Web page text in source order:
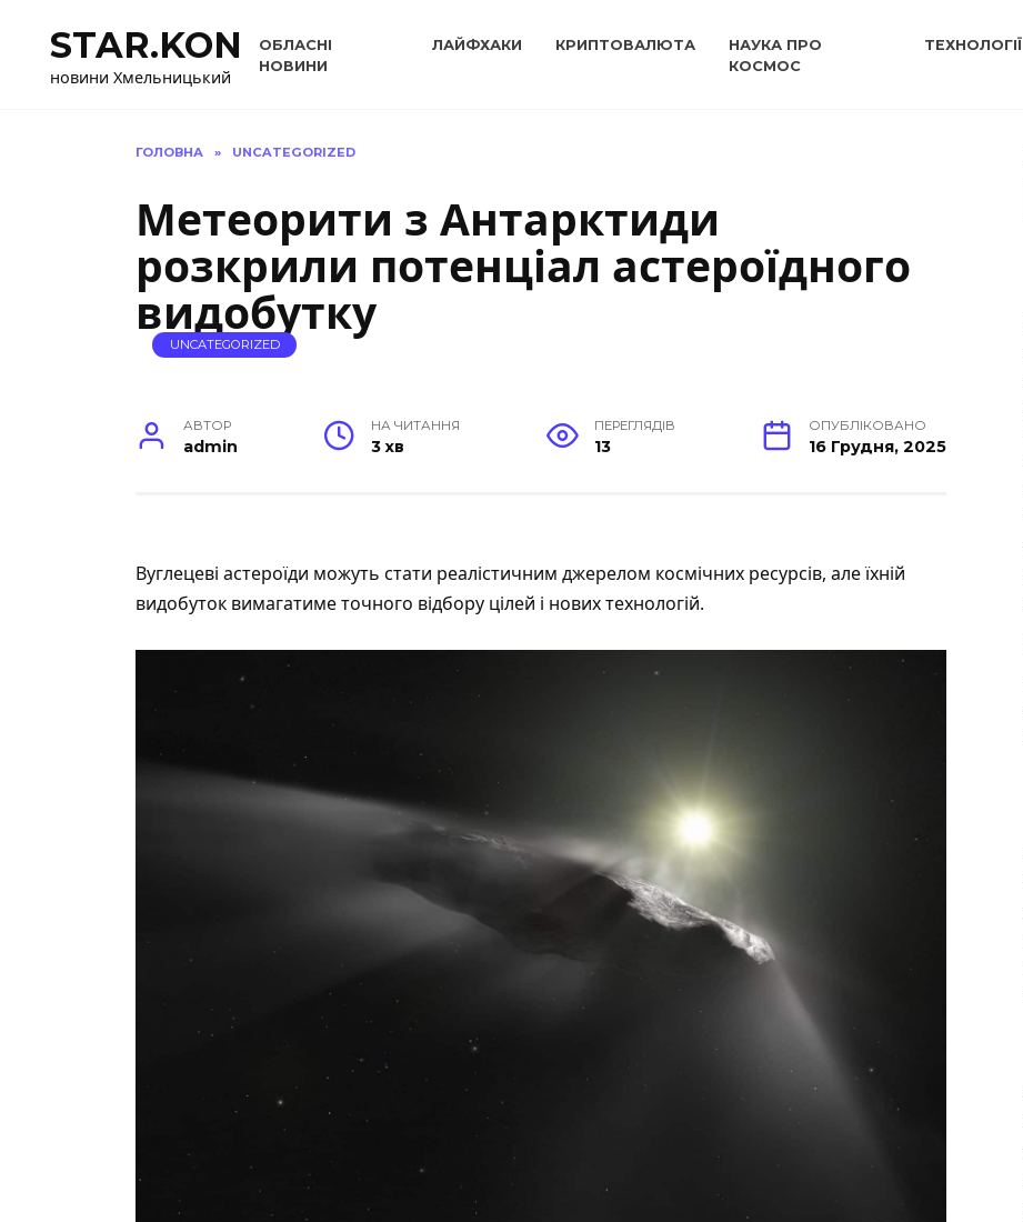
вмістуSTAR.KON
новини Хмельницький
ОБЛАСНІ
НОВИНИ
ЛАЙФХАКИ КРИПТОВАЛЮТА
НАУКА ПРО
КОСМОС
ТЕХНОЛОГІЇ
ГОЛОВНА » UNCATEGORIZED
Метеорити з Антарктиди
розкрили потенціал астероїдного
видобутку
UNCATEGORIZED
АВТОР
admin
НА ЧИТАННЯ
3 хв
ПЕРЕГЛЯДІВ
13
ОПУБЛІКОВАНО
16 Грудня, 2025
Вуглецеві астероїди можуть стати реалістичним джерелом космічних ресурсів, але їхній
видобуток вимагатиме точного відбору цілей і нових технологій.